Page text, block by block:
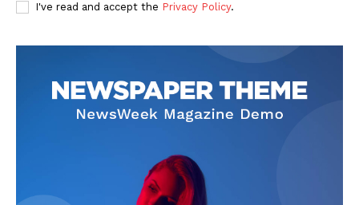
I've read and accept the Privacy Policy.